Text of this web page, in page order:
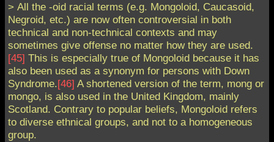
> All the -oid racial terms (e.g. Mongoloid, Caucasoid,
Negroid, etc.) are now often controversial in both
technical and non-technical contexts and may
sometimes give offense no matter how they are used.
[45] This is especially true of Mongoloid because it has
also been used as a synonym for persons with Down
Syndrome.[46] A shortened version of the term, mong or
mongo, is also used in the United Kingdom, mainly
Scotland. Contrary to popular beliefs, Mongoloid refers
to diverse ethnical groups, and not to a homogeneous
group.